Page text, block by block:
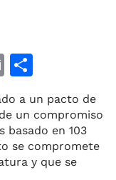
E
m
ai
l
m
p
ar
a un pacto de
un compromiso
basado en 103
se compromete
y que se